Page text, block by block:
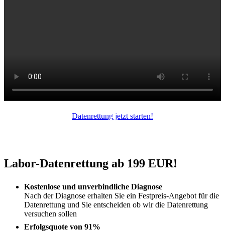
Datenrettung jetzt starten!
Labor-Datenrettung ab 199 EUR!
Kostenlose und unverbindliche Diagnose
Nach der Diagnose erhalten Sie ein Festpreis-Angebot für die
Datenrettung und Sie entscheiden ob wir die Datenrettung
versuchen sollen
Erfolgsquote von 91%